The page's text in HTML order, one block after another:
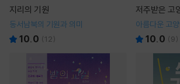
지리의 기원
동서남북의 기원과 의미
10.0 (12)
저주받은 고
아름다운 고
10.0 (9)